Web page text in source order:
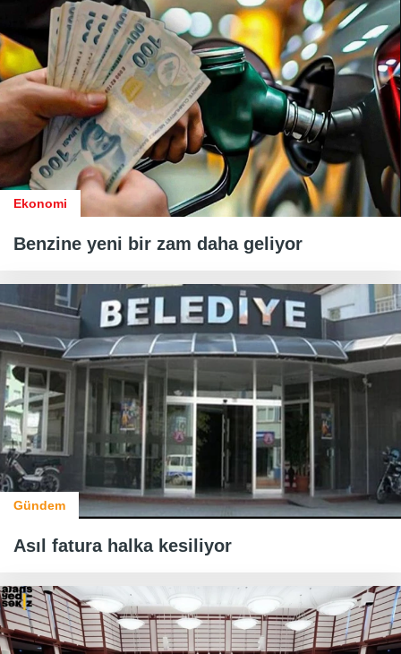
Ekonomi
Benzine yeni bir zam daha geliyor
Gündem
Asıl fatura halka kesiliyor